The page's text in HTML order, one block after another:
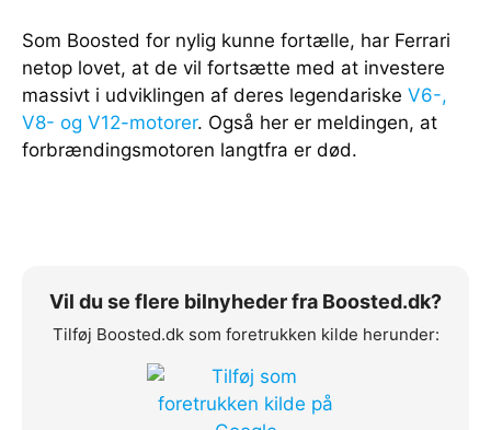
Som Boosted for nylig kunne fortælle, har Ferrari
netop lovet, at de vil fortsætte med at investere
massivt i udviklingen af deres legendariske V6-,
V8- og V12-motorer. Også her er meldingen, at
forbrændingsmotoren langtfra er død.
Vil du se flere bilnyheder fra Boosted.dk?
Tilføj Boosted.dk som foretrukken kilde herunder: